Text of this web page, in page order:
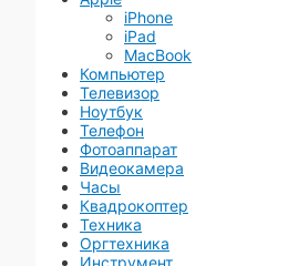
iPhone
iPad
MacBook
Компьютер
Телевизор
Ноутбук
Телефон
Фотоаппарат
Видеокамера
Часы
Квадрокоптер
Техника
Оргтехника
Инструмент